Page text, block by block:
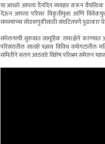
या आधारे आपला दैनंदिन व्यवहार करून वैयक्तिक
देऊन आपला परिसर विकृतीमुक्त आणि
समस्यांच्या सोडवणुकीसाठी संघटितपणे पुढाकार
संमेलनाची सुरुवात सामूहिक रामरक्षेने
परिसरातील सातशे पन्नास विविध
समितीने सलग आठवडे विशेष परिश्रम संमेलन